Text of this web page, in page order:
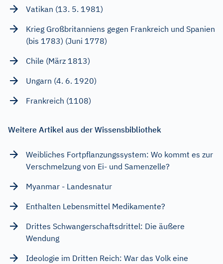
Vatikan (13. 5. 1981)
Krieg Großbritanniens gegen Frankreich und Spanien
(bis 1783) (Juni 1778)
Chile (März 1813)
Ungarn (4. 6. 1920)
Frankreich (1108)
Weitere Artikel aus der Wissensbibliothek
Weibliches Fortpflanzungssystem: Wo kommt es zur
Verschmelzung von Ei- und Samenzelle?
Myanmar - Landesnatur
Enthalten Lebensmittel Medikamente?
Drittes Schwangerschaftsdrittel: Die äußere
Wendung
Ideologie im Dritten Reich: War das Volk eine